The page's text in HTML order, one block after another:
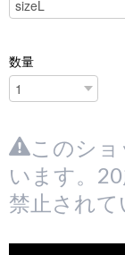
数量
このシ
います。
禁止されて